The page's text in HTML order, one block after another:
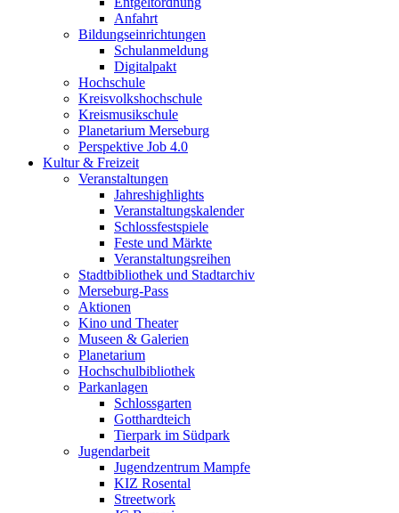
Anfahrt
Bildungseinrichtungen
Schulanmeldung
Digitalpakt
Hochschule
Kreisvolkshochschule
Kreismusikschule
Planetarium Merseburg
Perspektive Job 4.0
Kultur & Freizeit
Veranstaltungen
Jahreshighlights
Veranstaltungskalender
Schlossfestspiele
Feste und Märkte
Veranstaltungsreihen
Stadtbibliothek und Stadtarchiv
Merseburg-Pass
Aktionen
Kino und Theater
Museen & Galerien
Planetarium
Hochschulbibliothek
Parkanlagen
Schlossgarten
Gotthardteich
Tierpark im Südpark
Jugendarbeit
Jugendzentrum Mampfe
KIZ Rosental
Streetwork